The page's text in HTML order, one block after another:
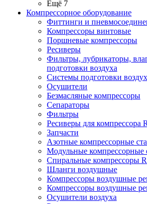
Ещё 7
Компрессорное оборудование
Фиттинги и
Компрессоры винтовые
Поршневые компрессоры
Ресиверы
Фильтры, лубрикаторы,
подготовки воздуха
Системы подготовки
Осушители
Безмасляные компрессоры
Сепараторы
Фильтры
Ресиверы для компрессора
Запчасти
Азотные компрессорные
Модульные
Спиральные компрессоры
Шланги воздушные
Компрессоры воздушные
Компрессоры воздушные
Осушители воздуха